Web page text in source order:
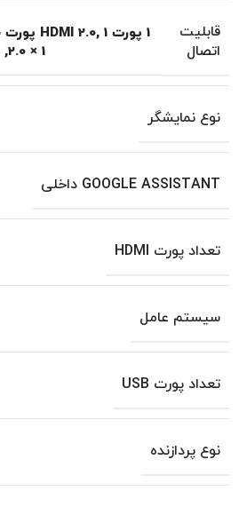
قابلیت
اتصال
1 پورت HDMI 2.0 , 1 پورت خروجی هدفون
2.0 × 1
,
نوع نمایشگر
GOOGLE ASSISTANT داخلی
تعداد پورت HDMI
سیستم عامل
تعداد پورت USB
نوع پردازنده